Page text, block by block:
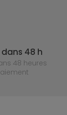
48 h
48 heures